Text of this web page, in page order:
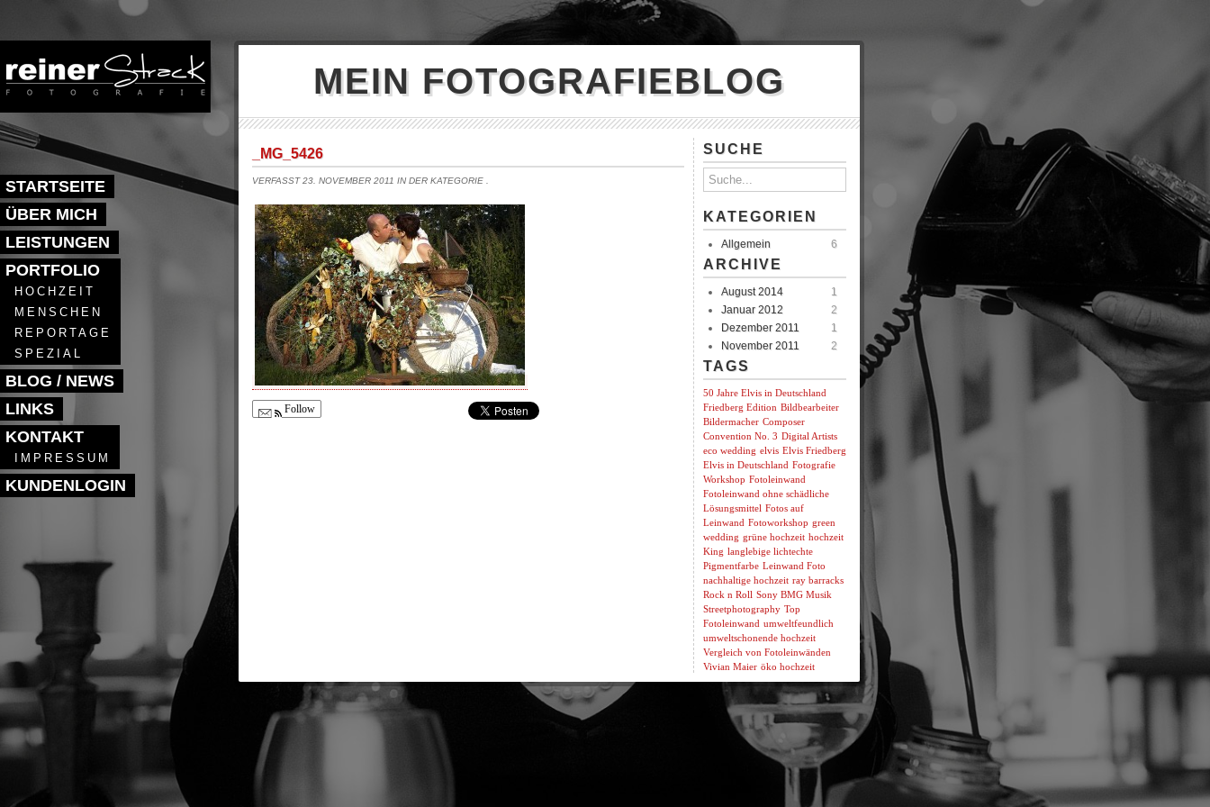
STARTSEITE
ÜBER MICH
LEISTUNGEN
PORTFOLIO
HOCHZEIT
MENSCHEN
REPORTAGE
SPEZIAL
BLOG / NEWS
LINKS
KONTAKT
IMPRESSUM
KUNDENLOGIN
MEIN FOTOGRAFIEBLOG
_MG_5426
VERFASST 23. NOVEMBER 2011 IN DER KATEGORIE
Follow
SUCHE
KATEGORIEN
Allgemein 6
ARCHIVE
August 2014
1
Januar 2012
2
Dezember 2011
1
November 2011
2
TAGS
50 Jahre Elvis in Deutschland
Friedberg Edition Bildbearbeiter
Bildermacher Composer
Convention No. 3 Digital Artists
eco wedding elvis Elvis Friedberg
Elvis in Deutschland Fotografie
Workshop Fotoleinwand
Fotoleinwand ohne schädliche
Lösungsmittel Fotos auf
Leinwand Fotoworkshop green
wedding grüne hochzeit hochzeit
King langlebige lichtechte
Pigmentfarbe Leinwand Foto
nachhaltige hochzeit ray barracks
Rock n Roll Sony BMG Musik
Streetphotography Top
Fotoleinwand umweltfeundlich
umweltschonende hochzeit
Vergleich von Fotoleinwänden
Vivian Maier öko hochzeit